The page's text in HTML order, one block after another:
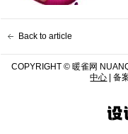
Back to article
COPYRIGHT © 暖雀网
中心 | 备